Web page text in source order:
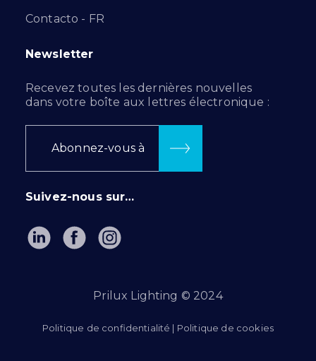
Contacto - FR
Newsletter
Recevez toutes les dernières nouvelles
dans votre boîte aux lettres électronique :
Abonnez-vous à
Suivez-nous sur…
Prilux Lighting © 2024
Politique de confidentialité | Politique de cookies